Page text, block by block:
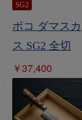
SG2
ボコ ダマスカ
ス SG2 全切
￥37,400